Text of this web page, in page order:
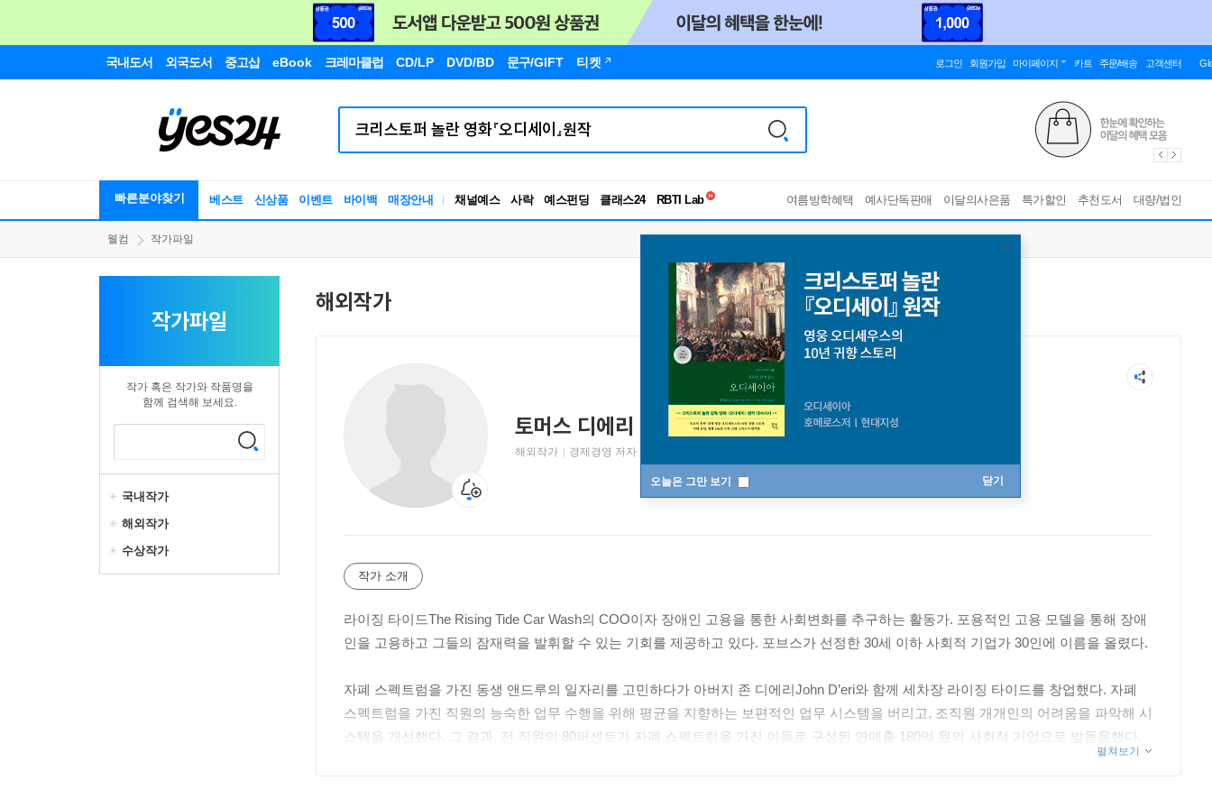
국내도서 외국도서 중고샵 eBook 크레마클럽 CD/LP DVD/BD 문구/GIFT 티켓 로그인 회원가입 마이페이지 카트 주문/배송 고객센터
빠른분야찾기 베스트 신상품 이벤트 바이백 매장안내 채널예스 사락 예스펀딩 클래스24
RBTI Lab
독서유형검사
여름방학혜택 예사단독판매 이달의사은품 특가할인 추천도서 대량/법인
오늘은 그만 보기 닫기
웰컴 작가파일
작가파일
작가 혹은 작가와 작품명을
함께 검색해 보세요.
국내작가
해외작가
수상작가
해외작가
토머스 디에리
Thomas D’eri
해외작가
경제경영 저자
작가 소개
라이징 타이드The Rising Tide Car Wash의 COO이자 장애인 고용을 통한 사회변화를 추구하는 활동가. 포용적인 고용 모델을 통해 장애
인을 고용하고 그들의 잠재력을 발휘할 수 있는 기회를 제공하고 있다. 포브스가 선정한 30세 이하 사회적 기업가 30인에 이름을 올렸다.
자폐 스펙트럼을 가진 동생 앤드루의 일자리를 고민하다가 아버지 존 디에리John D’eri와 함께 세차장 라이징 타이드를 창업했다. 자폐
스펙트럼을 가진 직원의 능숙한 업무 수행을 위해 평균을 지향하는 보편적인 업무 시스템을 버리고, 조직원 개개인의 어려움을 파악해 시
스템을 개선했다. 그 결과, 전 직원의 80퍼센트가 자폐 스펙트럼을 가진 이들로 구성된 연매출 180억 원의 사회적 기업으로 발돋움했다.
라이징 타이드는 포브스, NBC, CBS 등 미국 언론의 찬사를 받으며 새로운 비즈니스 모델로 급부상했다. 《당신의 비즈니스를 변화시킬
펼쳐보기